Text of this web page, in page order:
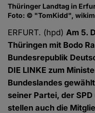
Thüringer Landtag in
Foto: © "TomKidd",
ERFURT. (hpd) Am 5.
Thüringen mit Bodo
Bundesrepublik
DIE LINKE zum
Bundeslandes
seiner Partei, der SPD
stellen auch die